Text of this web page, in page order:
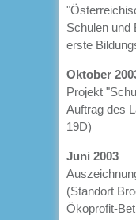
Schulen und
erste
Oktober
Projekt
Auftrag des
19D)
Juni 2003
(Standort
Ökoprofit-